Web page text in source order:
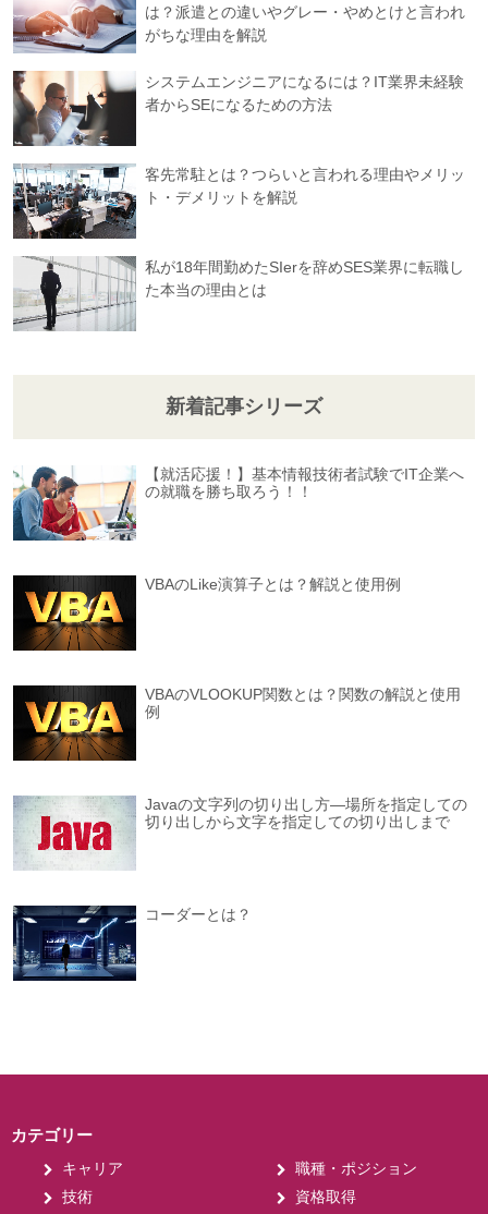
は？派遣との違いやグレー・やめとけと言われ
がちな理由を解説
システムエンジニアになるには？IT業界未経験
者からSEになるための方法
客先常駐とは？つらいと言われる理由やメリッ
ト・デメリットを解説
私が18年間勤めたSIerを辞めSES業界に転職し
た本当の理由とは
新着記事シリーズ
【就活応援！】基本情報技術者試験でIT企業へ
の就職を勝ち取ろう！！
VBAのLike演算子とは？解説と使用例
VBAのVLOOKUP関数とは？関数の解説と使用
例
Javaの文字列の切り出し方―場所を指定しての
切り出しから文字を指定しての切り出しまで
コーダーとは？
カテゴリー
キャリア
職種・ポジション
技術
資格取得